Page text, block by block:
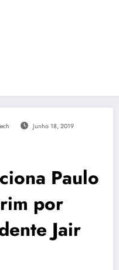
Junho 18, 2019
Paulo
por
Jair